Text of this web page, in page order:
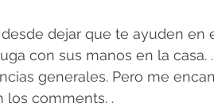
dejar que te ayuden en
con sus manos en la casa. .
generales. Pero me
los comments. .